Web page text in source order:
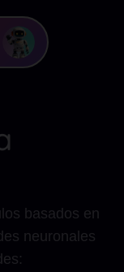
basados en
neuronales